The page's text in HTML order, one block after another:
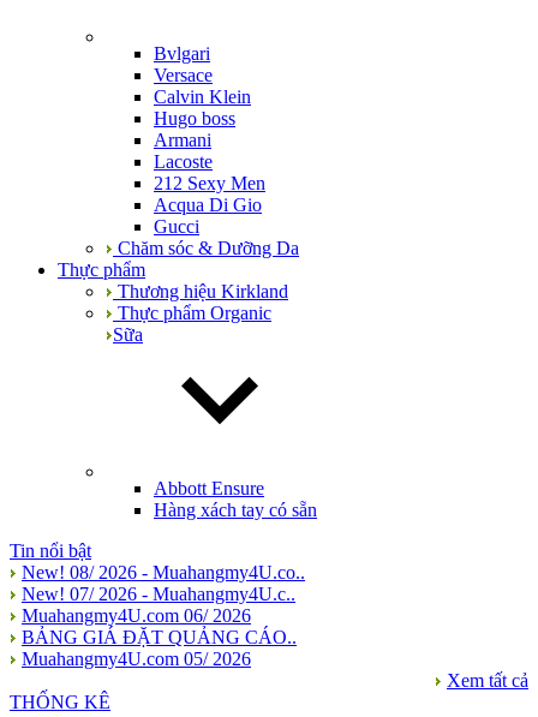
Bvlgari
Versace
Calvin Klein
Hugo boss
Armani
Lacoste
212 Sexy Men
Acqua Di Gio
Gucci
Chăm sóc & Dưỡng Da
Thực phẩm
Thương hiệu Kirkland
Thực phẩm Organic
Sữa
Abbott Ensure
Hàng xách tay có sẵn
Tin nổi bật
New! 08/ 2026 - Muahangmy4U.co..
New! 07/ 2026 - Muahangmy4U.c..
Muahangmy4U.com 06/ 2026
BẢNG GIÁ ĐẶT QUẢNG CÁO..
Muahangmy4U.com 05/ 2026
Xem tất cả
THỐNG KÊ